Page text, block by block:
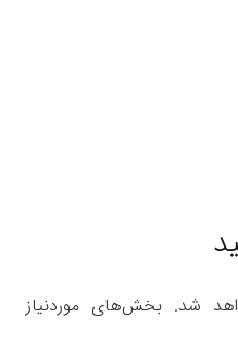
شد. بخش‌های موردنیاز